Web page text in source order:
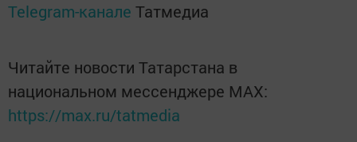
Telegram-канале Татмедиа
Читайте новости Татарстана в
национальном мессенджере MАХ:
https://max.ru/tatmedia